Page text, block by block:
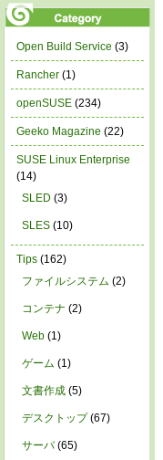
Open Build Service (3)
Rancher (1)
openSUSE (234)
Geeko Magazine (22)
SUSE Linux Enterprise
(14)
SLED (3)
SLES (10)
Tips (162)
ファイルシステム (2)
コンテナ (2)
Web (1)
ゲーム (1)
文書作成 (5)
デスクトップ(67)
サーバ(65)